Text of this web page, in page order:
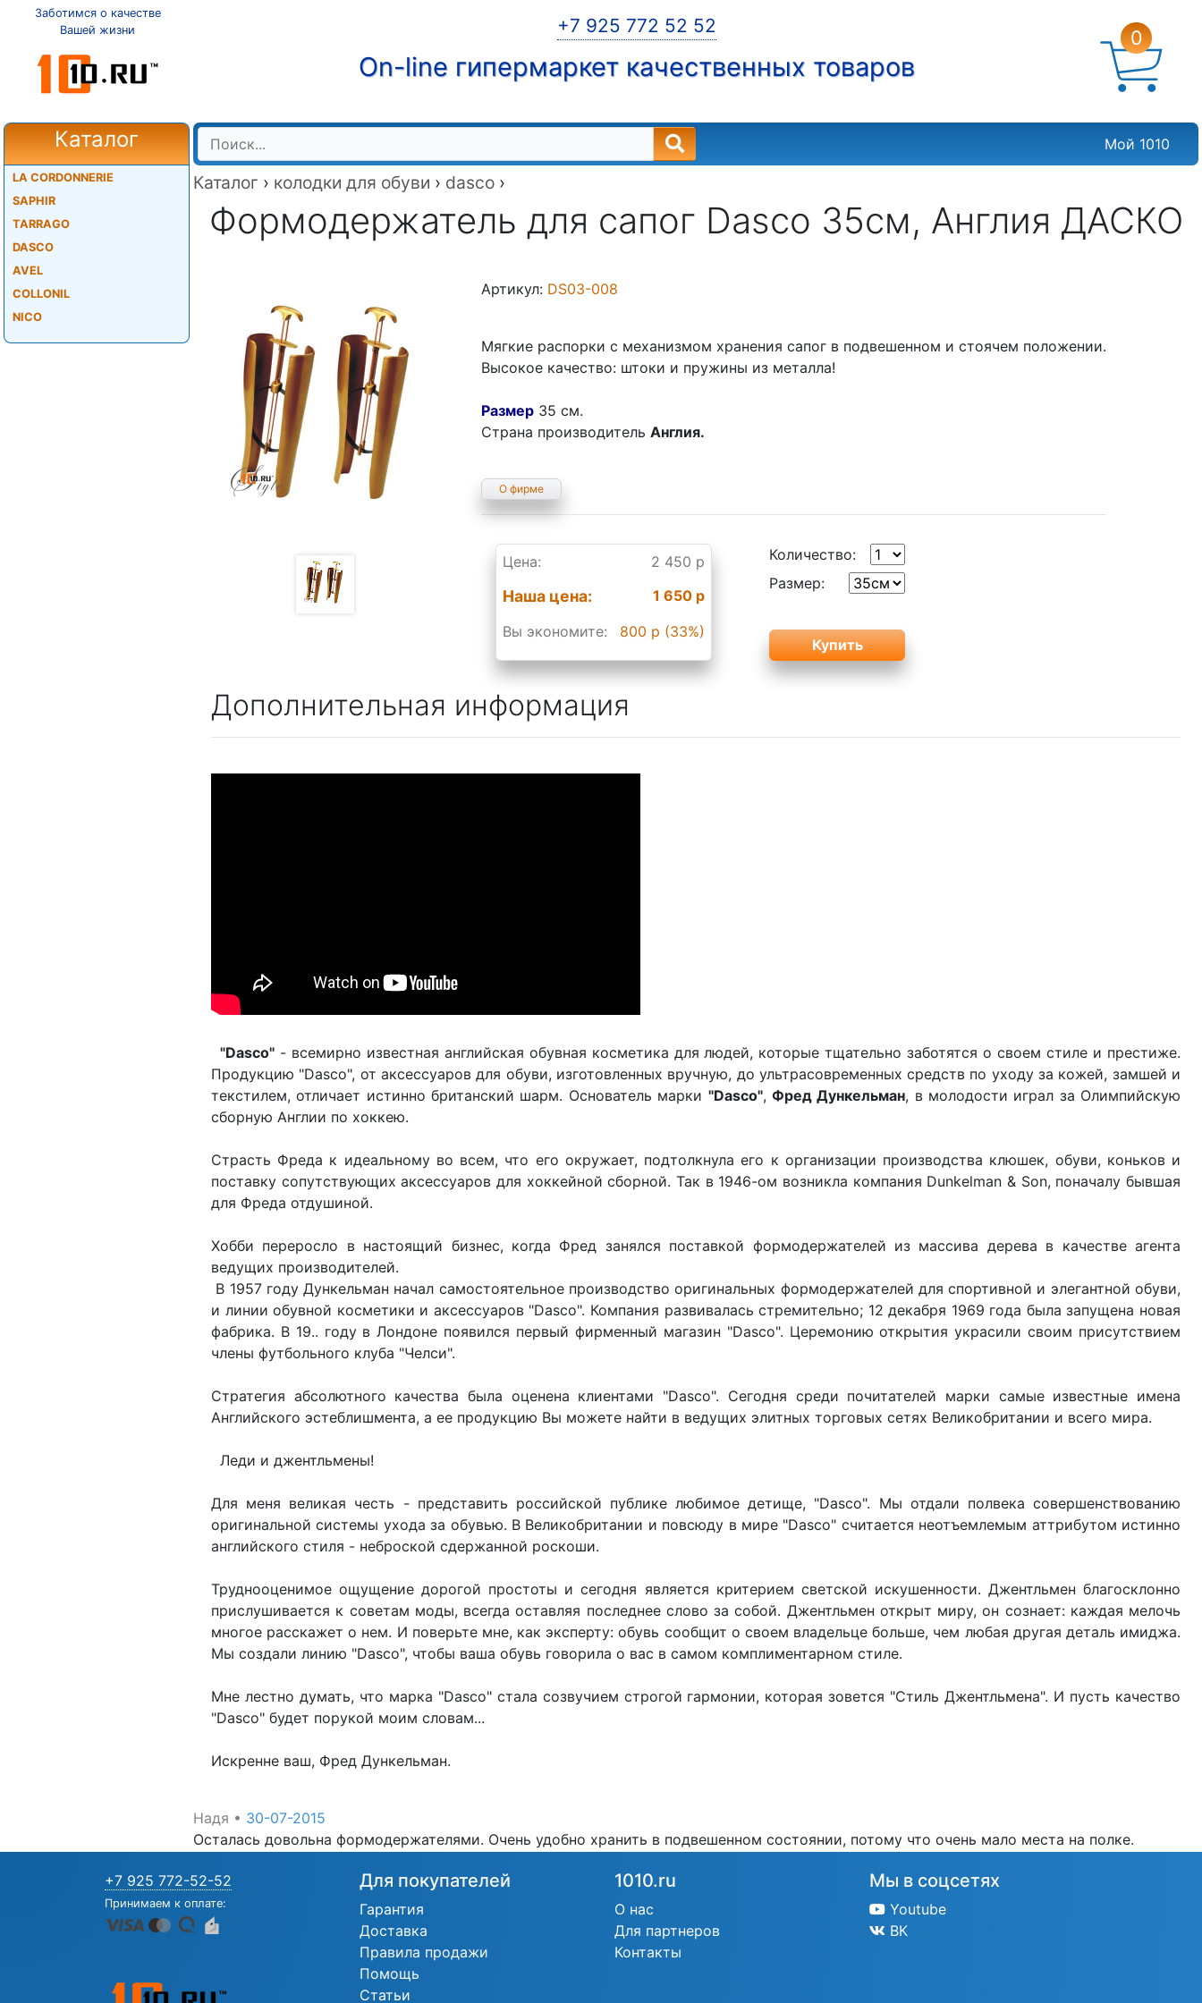
Заботимся о качестве
Вашей жизни
+7 925 772 52 52
On-line гипермаркет качественных товаров
0
Каталог
LA CORDONNERIE
SAPHIR
TARRAGO
DASCO
AVEL
COLLONIL
NICO
Мой 1010
Каталог › колодки для обуви › dasco ›
Формодержатель для сапог Dasco 35см, Англия ДАСКО
Артикул: DS03-008
Мягкие распорки с механизмом хранения сапог в подвешенном и стоячем положении.
Высокое качество: штоки и пружины из металла!
Размер 35 см.
Страна производительАнглия.
О фирме
Цена: 2 450 р
Наша цена:
1 650 р
Вы экономите:
800 р (33%)
Количество:
Размер:
Дополнительная информация
"Dasco"- всемирно известная английская обувная косметика для людей, которые тщательно заботятся о своем стиле и престиже.
Продукцию "Dasco", от аксессуаров для обуви, изготовленных вручную, до ультрасовременных средств по уходу за кожей, замшей и
текстилем, отличает истинно британский шарм. Основатель марки "Dasco", Фред Дункельман, в молодости играл за Олимпийскую
сборную Англии по хоккею.
Страсть Фреда к идеальному во всем, что его окружает, подтолкнула его к организации производства клюшек, обуви, коньков и
поставку сопутствующих аксессуаров для хоккейной сборной. Так в 1946-ом возникла компания Dunkelman & Son, поначалу бывшая
для Фреда отдушиной.
Хобби переросло в настоящий бизнес, когда Фред занялся поставкой формодержателей из массива дерева в качестве агента
ведущих производителей.
В 1957 году Дункельман начал самостоятельное производство оригинальных формодержателей для спортивной и элегантной обуви,
и линии обувной косметики и аксессуаров "Dasco". Компания развивалась стремительно; 12 декабря 1969 года была запущена новая
фабрика. В 19.. году в Лондоне появился первый фирменный магазин "Dasco". Церемонию открытия украсили своим присутствием
члены футбольного клуба "Челси".
Стратегия абсолютного качества была оценена клиентами "Dasco". Сегодня среди почитателей марки самые известные имена
Английского эстеблишмента, а ее продукцию Вы можете найти в ведущих элитных торговых сетях Великобритании и всего мира.
Леди и джентльмены!
Для меня великая честь - представить российской публике любимое детище, "Dasco". Мы отдали полвека совершенствованию
оригинальной системы ухода за обувью. В Великобритании и повсюду в мире "Dasco" считается неотъемлемым аттрибутом истинно
английского стиля - неброской сдержанной роскоши.
Труднооценимое ощущение дорогой простоты и сегодня является критерием светской искушенности. Джентльмен благосклонно
прислушивается к советам моды, всегда оставляя последнее слово за собой. Джентльмен открыт миру, он сознает: каждая мелочь
многое расскажет о нем. И поверьте мне, как эксперту: обувь сообщит о своем владельце больше, чем любая другая деталь имиджа.
Мы создали линию "Dasco", чтобы ваша обувь говорила о вас в самом комплиментарном стиле.
Мне лестно думать, что марка "Dasco" стала созвучием строгой гармонии, которая зовется "Стиль Джентльмена". И пусть качество
"Dasco" будет порукой моим словам...
Искренне ваш, Фред Дункельман.
Надя • 30-07-2015
Осталась довольна формодержателями. Очень удобно хранить в подвешенном состоянии, потому что очень мало места на полке.
+7 925 772-52-52
Принимаем к оплате:
Для покупателей
Гарантия
Доставка
Правила продажи
Помощь
Статьи
1010.ru
О нас
Для партнеров
Контакты
Мы в соцсетях
Youtube
ВК